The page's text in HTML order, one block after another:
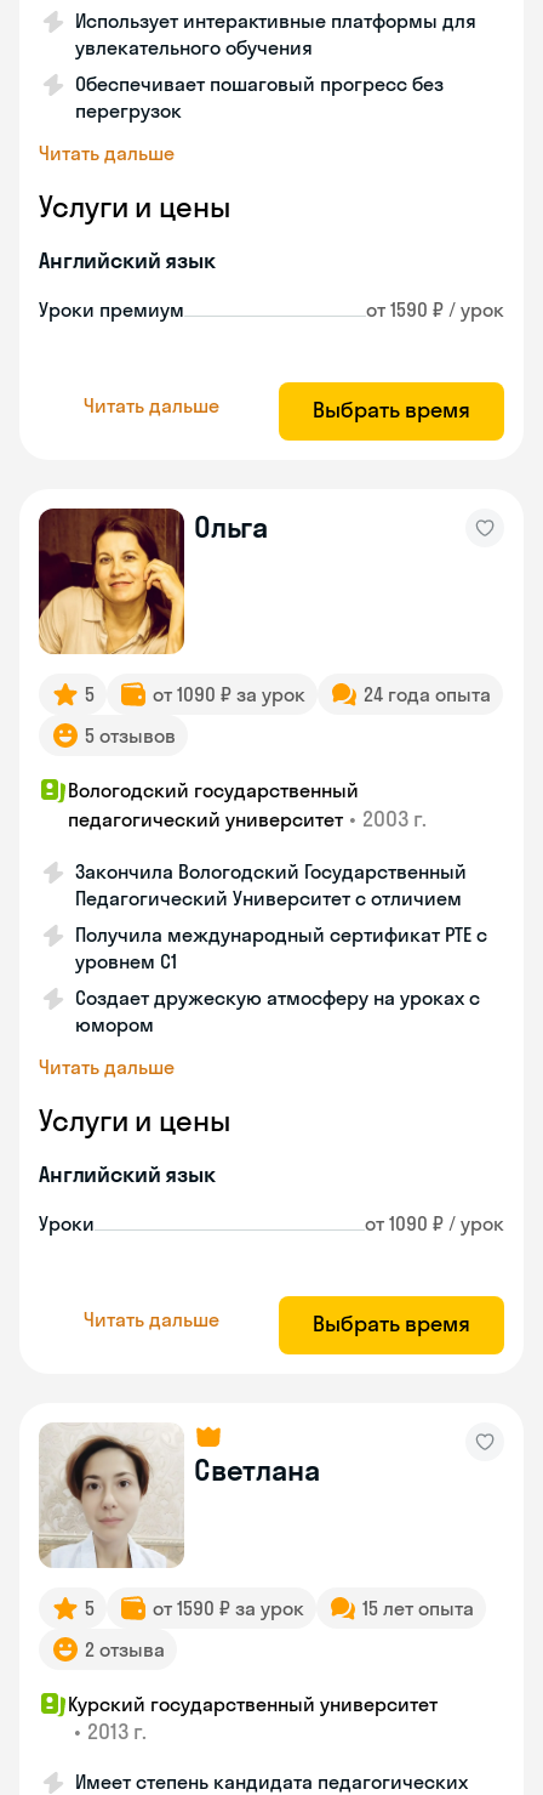
Использует интерактивные платформы для
увлекательного обучения
Обеспечивает пошаговый прогресс без
перегрузок
Читать дальше
Услуги и цены
Английский язык
Уроки премиум от 1590 ₽ / урок
Читать дальше Выбрать время
Ольга
5 от 1090 ₽ за урок
24 года опыта
5 отзывов
Вологодский государственный
педагогический университет • 2003 г.
Закончила Вологодский Государственный
Педагогический Университет с отличием
Получила международный сертификат PTE с
уровнем C1
Создает дружескую атмосферу на уроках с
юмором
Читать дальше
Услуги и цены
Английский язык
Уроки от 1090 ₽ / урок
Читать дальше Выбрать время
Светлана
5 от 1590 ₽ за урок
15 лет опыта
2 отзыва
Курский государственный университет
• 2013 г.
Имеет степень кандидата педагогических